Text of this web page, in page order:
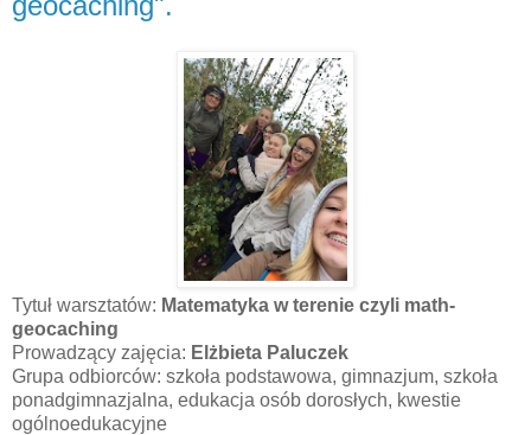
Tytuł warsztatów: Matematyka w terenie czyli math-
geocaching
Prowadzący zajęcia: Elżbieta Paluczek
Grupa odbiorców: szkoła podstawowa, gimnazjum, szkoła
ponadgimnazjalna, edukacja osób dorosłych, kwestie
ogólnoedukacyjne